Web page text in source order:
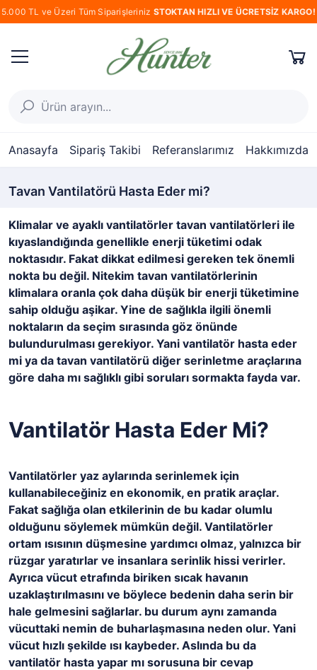
5.000 TL ve Üzeri Tüm Siparişleriniz STOKTAN HIZLI VE ÜCRETSİZ KARGO!
Anasayfa Sipariş Takibi Referanslarımız Hakkımızda
Tavan Vantilatörü Hasta Eder mi?
Klimalar ve ayaklı vantilatörler tavan vantilatörleri ile
kıyaslandığında genellikle enerji tüketimi odak
noktasıdır. Fakat dikkat edilmesi gereken tek önemli
nokta bu değil. Nitekim tavan vantilatörlerinin
klimalara oranla çok daha düşük bir enerji tüketimine
sahip olduğu aşikar. Yine de sağlıkla ilgili önemli
noktaların da seçim sırasında göz önünde
bulundurulması gerekiyor. Yani vantilatör hasta eder
mi ya da tavan vantilatörü diğer serinletme araçlarına
göre daha mı sağlıklı gibi soruları sormakta fayda var.
Vantilatör Hasta Eder Mi?
Vantilatörler yaz aylarında serinlemek için
kullanabileceğiniz en ekonomik, en pratik araçlar.
Fakat sağlığa olan etkilerinin de bu kadar olumlu
olduğunu söylemek mümkün değil. Vantilatörler
ortam ısısının düşmesine yardımcı olmaz, yalnızca bir
rüzgar yaratırlar ve insanlara serinlik hissi verirler.
Ayrıca vücut etrafında biriken sıcak havanın
uzaklaştırılmasını ve böylece bedenin daha serin bir
hale gelmesini sağlarlar. bu durum aynı zamanda
vücuttaki nemin de buharlaşmasına neden olur. Yani
vücut hızlı şekilde ısı kaybeder. Aslında bu da
vantilatör hasta yapar mı sorusuna bir cevap